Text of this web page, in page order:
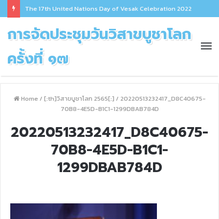
The 17th United Nations Day of Vesak Celebration 2022
การจัดประชุมวันวิสาขบูชาโลก
ครั้งที่ ๑๗
Home / [:th]วิสาขบูชาโลก 2565[:] / 20220513232417_D8C40675-
70B8-4E5D-B1C1-1299DBAB784D
20220513232417_D8C40675-
70B8-4E5D-B1C1-
1299DBAB784D